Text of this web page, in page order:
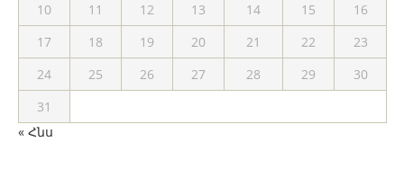
10
11 12 13 14 15
16
17
18 19 20 21 22
23
24
25 26 27 28 29
30
31
« Հնս